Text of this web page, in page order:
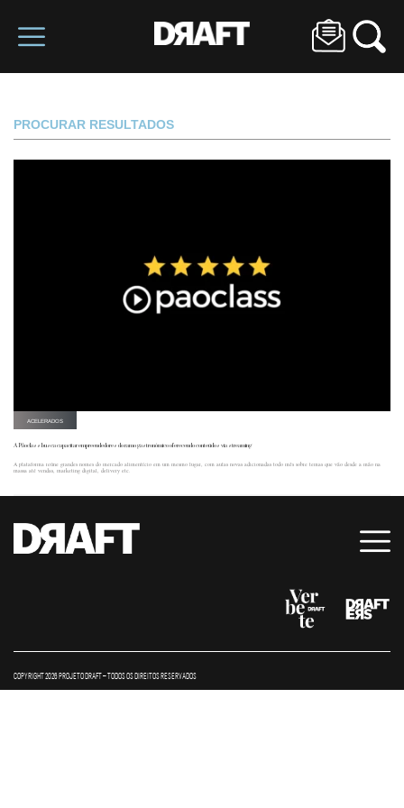
PROCURAR RESULTADOS
ACELERADOS
A Pãoclass busca capacitar empreendedores do ramo gastronômico oferecendo conteúdos via streaming
A plataforma reúne grandes nomes do mercado alimentício em um mesmo lugar, com aulas novas adicionadas todo mês sobre temas que vão desde a mão na
massa até vendas, marketing digital, delivery etc.
COPYRIGHT 2026 PROJETO DRAFT – TODOS OS DIREITOS RESERVADOS